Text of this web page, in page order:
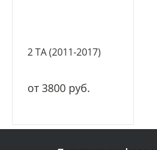
2 TA (2011-2017)
от 3800 руб.